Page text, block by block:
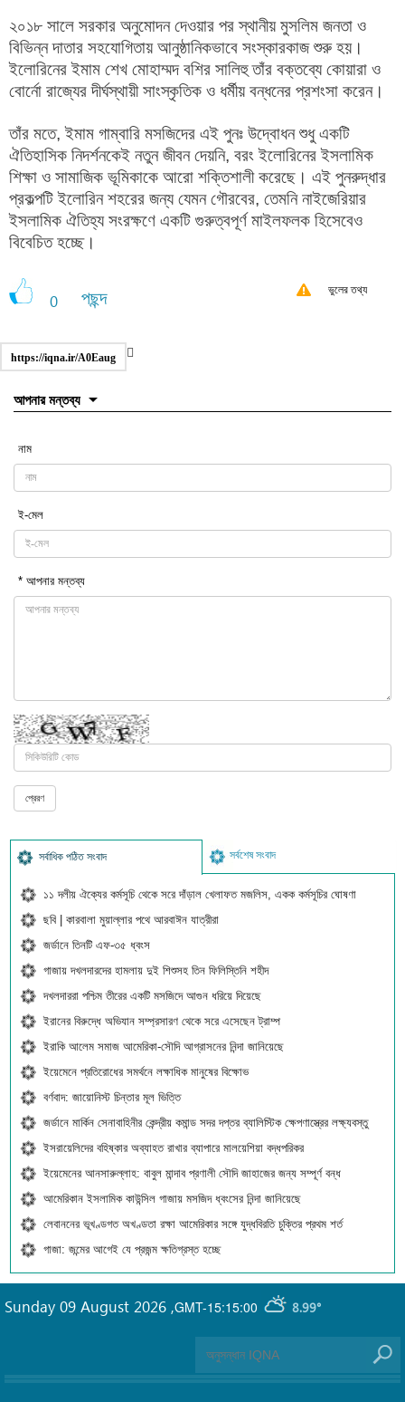
২০১৮ সালে সরকার অনুমোদন দেওয়ার পর স্থানীয় মুসলিম জনতা ও
বিভিন্ন দাতার সহযোগিতায় আনুষ্ঠানিকভাবে সংস্কারকাজ শুরু হয়।
ইলোরিনের ইমাম শেখ মোহাম্মদ বশির সালিহু তাঁর বক্তব্যে কোয়ারা ও
বোর্নো রাজ্যের দীর্ঘস্থায়ী সাংস্কৃতিক ও ধর্মীয় বন্ধনের প্রশংসা করেন।
তাঁর মতে, ইমাম গাম্বারি মসজিদের এই পুনঃ উদ্বোধন শুধু একটি
ঐতিহাসিক নিদর্শনকেই নতুন জীবন দেয়নি, বরং ইলোরিনের ইসলামিক
শিক্ষা ও সামাজিক ভূমিকাকে আরো শক্তিশালী করেছে। এই পুনরুদ্ধার
প্রকল্পটি ইলোরিন শহরের জন্য যেমন গৌরবের, তেমনি নাইজেরিয়ার
ইসলামিক ঐতিহ্য সংরক্ষণে একটি গুরুত্বপূর্ণ মাইলফলক হিসেবেও
বিবেচিত হচ্ছে।
0 পছন্দ ভুলের তথ্য
https://iqna.ir/A0Eaug
আপনার মন্তব্য
নাম
ই-মেল
* আপনার মন্তব্য
সর্বাধিক পঠিত সংবাদ সর্বশেষ সংবাদ
১১ দলীয় ঐক্যের কর্মসূচি থেকে সরে দাঁড়াল খেলাফত মজলিস, একক কর্মসূচির ঘোষণা
ছবি | কারবালা মুয়াল্লার পথে আরবাঈন যাত্রীরা
জর্ডানে তিনটি এফ-৩৫ ধ্বংস
গাজায় দখলদারদের হামলায় দুই শিশুসহ তিন ফিলিস্তিনি শহীদ
দখলদাররা পশ্চিম তীরের একটি মসজিদে আগুন ধরিয়ে দিয়েছে
ইরানের বিরুদ্ধে অভিযান সম্প্রসারণ থেকে সরে এসেছেন ট্রাম্প
ইরাকি আলেম সমাজ আমেরিকা-সৌদি আগ্রাসনের নিন্দা জানিয়েছে
ইয়েমেনে প্রতিরোধের সমর্থনে লক্ষাধিক মানুষের বিক্ষোভ
বর্ণবাদ: জায়োনিস্ট চিন্তার মূল ভিত্তি
জর্ডানে মার্কিন সেনাবাহিনীর কেন্দ্রীয় কমান্ড সদর দপ্তর ব্যালিস্টিক ক্ষেপণাস্ত্রের লক্ষ্যবস্তু
ইসরায়েলিদের বহিষ্কার অব্যাহত রাখার ব্যাপারে মালয়েশিয়া বদ্ধপরিকর
ইয়েমেনের আনসারুল্লাহ: বাবুল মান্দাব প্রণালী সৌদি জাহাজের জন্য সম্পূর্ণ বন্ধ
আমেরিকান ইসলামিক কাউন্সিল গাজায় মসজিদ ধ্বংসের নিন্দা জানিয়েছে
লেবাননের ভূখণ্ডগত অখণ্ডতা রক্ষা আমেরিকার সঙ্গে যুদ্ধবিরতি চুক্তির প্রথম শর্ত
গাজা: জন্মের আগেই যে প্রজন্ম ক্ষতিগ্রস্ত হচ্ছে
GMT-15:15:00 8.99°
Sunday 09 August 2026 ,